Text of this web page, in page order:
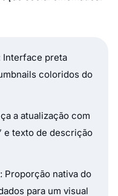
Interface preta
coloridos do
a atualização com
e texto de descrição
Proporção nativa do
para um visual